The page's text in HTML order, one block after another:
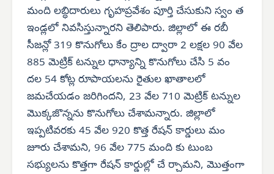
మంది లబ్ధిదారులు గృహప్రవేశం పూర్తి చేసుకుని స్వం త
ఇండ్లలో నివసిస్తున్నారని తెలిపారు. జిల్లాలో ఈ రబీ
సీజన్లో 319 కొనుగోలు కేం ద్రాల ద్వారా 2 లక్షల 90 వేల
885 మెట్రిక్ టన్నుల ధాన్యాన్ని కొనుగోలు చేసి 5 వం
దల 54 కోట్ల రూపాయలను రైతుల ఖాతాలలో
జమచేయడం జరిగిందని, 23 వేల 710 మెట్రిక్ టన్నుల
మొక్కజొన్నను కొనుగోలు చేశామన్నారు. జిల్లాలో
ఇప్పటివరకు 45 వేల 920 కొత్త రేషన్ కార్డులు మం
జూరు చేశామని, 96 వేల 775 మంది కు టుంబ
సభ్యులను కొత్తగా రేషన్ కార్డుల్లో చే ర్చామని, మొత్తంగా